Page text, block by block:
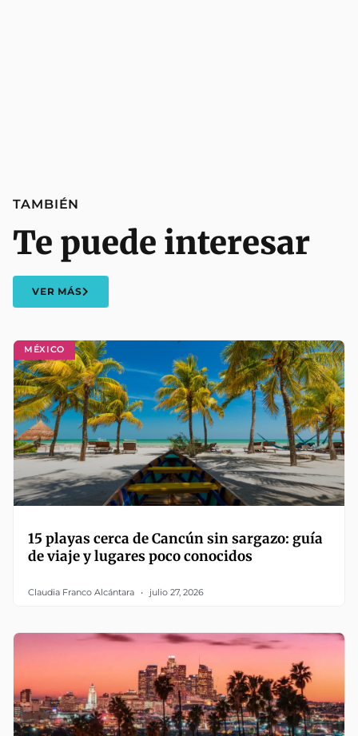
MÉXICO
15 playas cerca de Cancún sin sargazo: guía
de viaje y lugares poco conocidos
Claudia Franco Alcántara julio 27, 2026
TAMBIÉN
Te puede interesar
VER MÁS